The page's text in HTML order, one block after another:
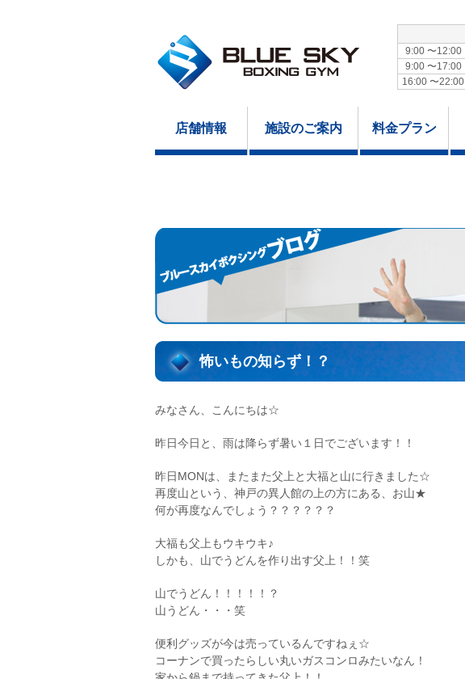
9:00 〜12:00
9:00 〜17:00
16:00 〜22:00
店舗情報 施設のご案内 料金プラン
怖いもの知らず！？
みなさん、こんにちは☆
昨日今日と、雨は降らず暑い１日でございます！！
昨日MONは、またまた父上と大福と山に行きました☆
再度山という、神戸の異人館の上の方にある、お山★
何が再度なんでしょう？？？？？？
大福も父上もウキウキ♪
しかも、山でうどんを作り出す父上！！笑
山でうどん！！！！！？
山うどん・・・笑
便利グッズが今は売っているんですねぇ☆
コーナンで買ったらしい丸いガスコンロみたいなん！